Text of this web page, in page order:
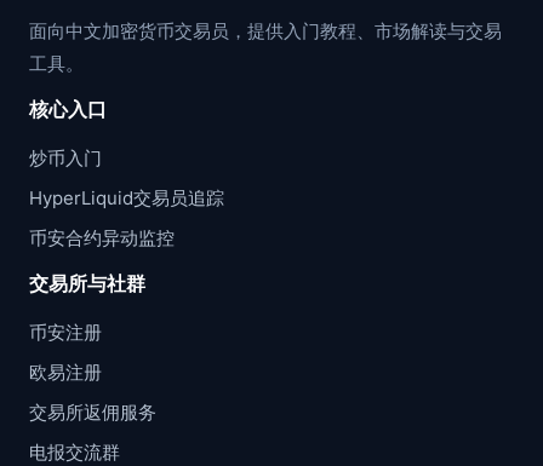
面向中文加密货币交易员，提供入门教程、市场解读与交易
工具。
核心入口
炒币入门
HyperLiquid交易员追踪
币安合约异动监控
交易所与社群
币安注册
欧易注册
交易所返佣服务
电报交流群